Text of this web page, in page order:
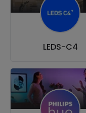
LEDS-C4